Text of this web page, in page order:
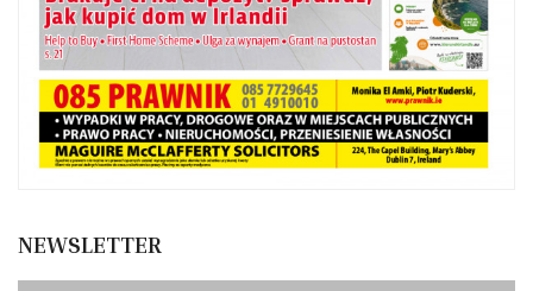
NEWSLETTER